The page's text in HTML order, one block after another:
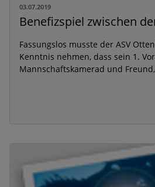
03.07.2019
Fassungslos musste der ASV
Kenntnis nehmen, dass sein 1.
Mannschaftskamerad und